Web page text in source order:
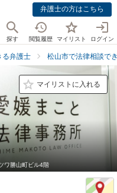
弁護士の方はこちら
探す 閲覧履歴 マイリスト ログイン
る弁護士 松山市で法律相談で
マイリストに入れる
ワ勝山町ビル4階